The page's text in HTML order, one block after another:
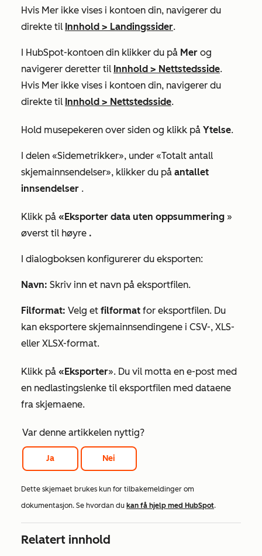
Hvis Mer ikke vises i kontoen din, navigerer du
direkte til Innhold > Landingssider.
I HubSpot-kontoen din klikker du på Mer og
navigerer deretter til Innhold > Nettstedsside.
Hvis Mer ikke vises i kontoen din, navigerer du
direkte til Innhold > Nettstedsside.
Hold musepekeren over siden og klikk på Ytelse.
I delen «Sidemetrikker», under «Totalt antall
skjemainnsendelser», klikker du på antallet
innsendelser .
Klikk på «Eksporter data uten oppsummering »
øverst til høyre .
I dialogboksen konfigurerer du eksporten:
Navn: Skriv inn et navn på eksportfilen.
Filformat: Velg et filformat for eksportfilen. Du
kan eksportere skjemainnsendingene i CSV-, XLS-
eller XLSX-format.
Klikk på «Eksporter». Du vil motta en e-post med
en nedlastingslenke til eksportfilen med dataene
fra skjemaene.
Var denne artikkelen nyttig?
Ja Nei
Dette skjemaet brukes kun for tilbakemeldinger om
dokumentasjon. Se hvordan du kan få hjelp med HubSpot.
Relatert innhold